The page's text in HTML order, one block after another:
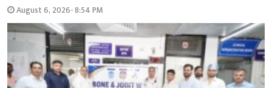
August 6, 2026- 8:54 PM